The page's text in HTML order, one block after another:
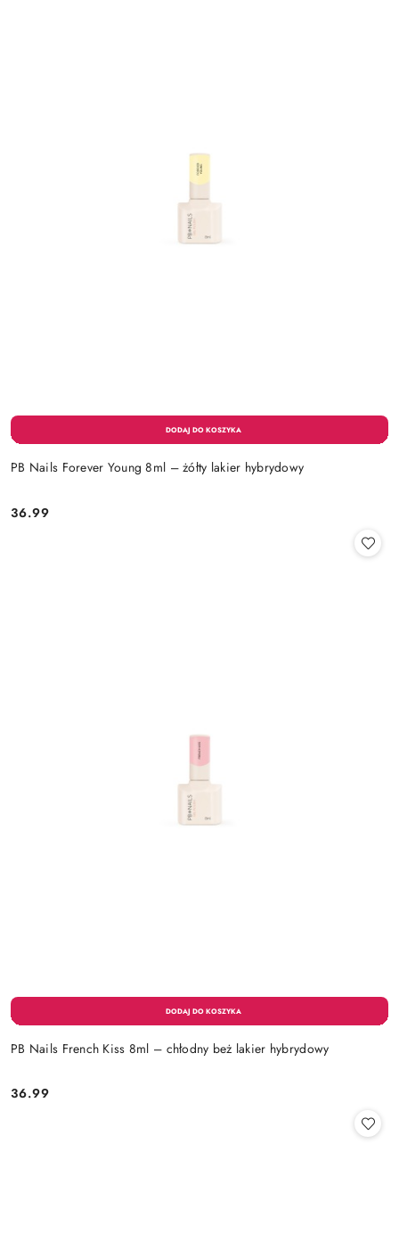
PB Nails Forever Young 8ml – żółty lakier hybrydowy
Cena:
36.99
PB Nails French Kiss 8ml – chłodny beż lakier hybrydowy
Cena:
36.99